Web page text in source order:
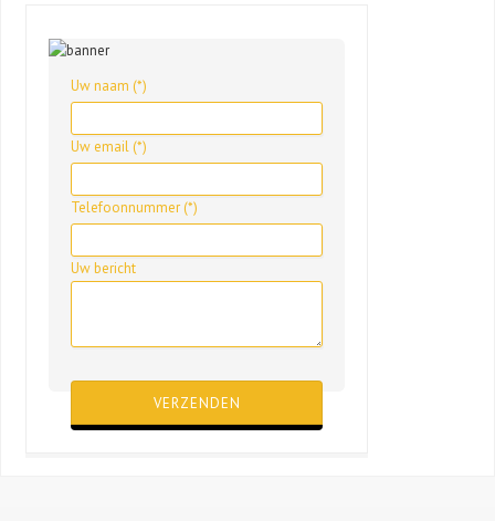
Uw naam (*)
Uw email (*)
Telefoonnummer (*)
Uw bericht
Gelieve dit veld leeg te laten.